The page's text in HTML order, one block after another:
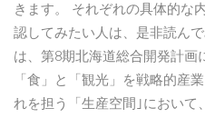
きます。 それぞれの具体的な
認してみたい人は、是非読ん
は、第8期北海道総合開発計画
「食」と「観光」を戦略的産
れを担う「生産空間｣において